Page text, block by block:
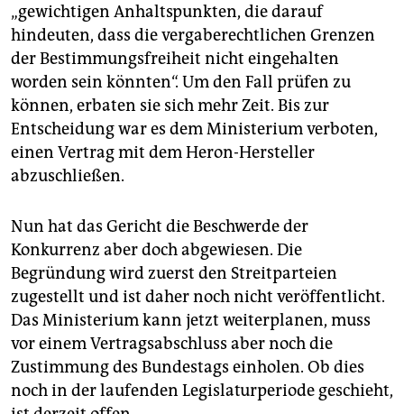
„gewichtigen Anhaltspunkten, die darauf
hindeuten, dass die vergaberechtlichen Grenzen
der Bestimmungsfreiheit nicht eingehalten
worden sein könnten“. Um den Fall prüfen zu
können, erbaten sie sich mehr Zeit. Bis zur
Entscheidung war es dem Ministerium verboten,
einen Vertrag mit dem Heron-Hersteller
abzuschließen.
Nun hat das Gericht die Beschwerde der
Konkurrenz aber doch abgewiesen. Die
Begründung wird zuerst den Streitparteien
zugestellt und ist daher noch nicht veröffentlicht.
Das Ministerium kann jetzt weiterplanen, muss
vor einem Vertragsabschluss aber noch die
Zustimmung des Bundestags einholen. Ob dies
noch in der laufenden Legislaturperiode geschieht,